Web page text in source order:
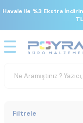
Havale ile %3 Ekstra
Filtrele